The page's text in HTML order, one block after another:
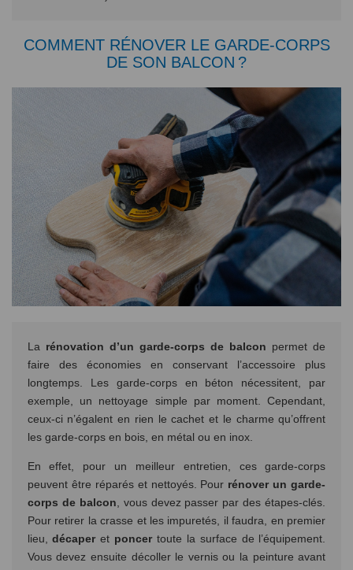
COMMENT RÉNOVER LE GARDE-CORPS
DE SON BALCON ?
La rénovation d’un garde-corps de balcon permet de
faire des économies en conservant l’accessoire plus
longtemps. Les garde-corps en béton nécessitent, par
exemple, un nettoyage simple par moment. Cependant,
ceux-ci n’égalent en rien le cachet et le charme qu’offrent
les garde-corps en bois, en métal ou en inox.
En effet, pour un meilleur entretien, ces garde-corps
peuvent être réparés et nettoyés. Pour rénover un garde-
corps de balcon , vous devez passer par des étapes-clés.
Pour retirer la crasse et les impuretés, il faudra, en premier
lieu,décaperet poncertoute la surface de l’équipement.
Vous devez ensuite décoller le vernis ou la peinture avant